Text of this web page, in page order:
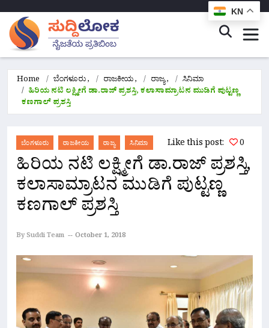
Home ಬೆಂಗಳೂರು, ರಾಜಕೀಯ, ರಾಜ್ಯ,
ಸಿನಿಮಾ
ಹಿರಿಯ ನಟಿ ಲಕ್ಷ್ಮೀಗೆ ಡಾ.ರಾಜ್ ಪ್ರಶಸ್ತಿ, ಕಲಾಸಾಮ್ರಾಟನ ಮುಡಿಗೆ ಪುಟ್ಟಣ್ಣ
ಕಣಗಾಲ್‌ ಪ್ರಶಸ್ತಿ
ಬೆಂಗಳೂರು ರಾಜಕೀಯ ರಾಜ್ಯ ಸಿನಿಮಾ Like this post: 0
ಹಿರಿಯ ನಟಿ ಲಕ್ಷ್ಮೀಗೆ ಡಾ.ರಾಜ್ ಪ್ರಶಸ್ತಿ,
ಕಲಾಸಾಮ್ರಾಟನ ಮುಡಿಗೆ ಪುಟ್ಟಣ್ಣ
ಕಣಗಾಲ್‌ ಪ್ರಶಸ್ತಿ
By Suddi Team October 1, 2018
KN